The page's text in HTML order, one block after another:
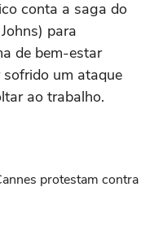
conta a saga do
para
de bem-estar
um ataque
ao trabalho.
protestam contra